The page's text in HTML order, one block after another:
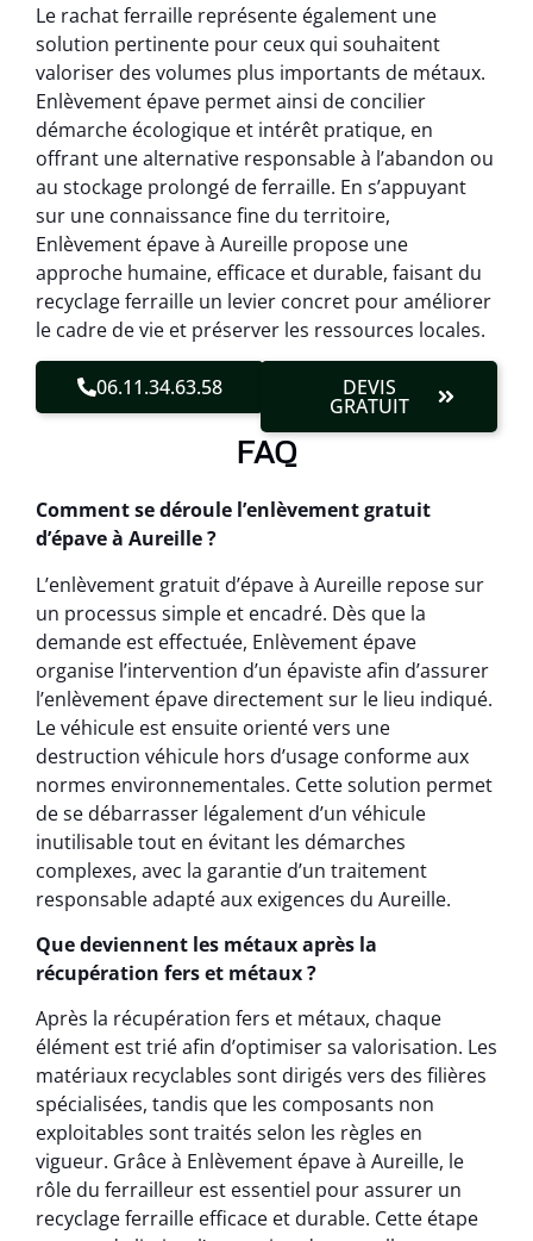
Le rachat ferraille représente également une
solution pertinente pour ceux qui souhaitent
valoriser des volumes plus importants de métaux.
Enlèvement épave permet ainsi de concilier
démarche écologique et intérêt pratique, en
offrant une alternative responsable à l’abandon ou
au stockage prolongé de ferraille. En s’appuyant
sur une connaissance fine du territoire,
Enlèvement épave à Aureille propose une
approche humaine, efficace et durable, faisant du
recyclage ferraille un levier concret pour améliorer
le cadre de vie et préserver les ressources locales.
06.11.34.63.58 DEVIS
GRATUIT
FAQ
Comment se déroule l’enlèvement gratuit
d’épave à Aureille ?
L’enlèvement gratuit d’épave à Aureille repose sur
un processus simple et encadré. Dès que la
demande est effectuée, Enlèvement épave
organise l’intervention d’un épaviste afin d’assurer
l’enlèvement épave directement sur le lieu indiqué.
Le véhicule est ensuite orienté vers une
destruction véhicule hors d’usage conforme aux
normes environnementales. Cette solution permet
de se débarrasser légalement d’un véhicule
inutilisable tout en évitant les démarches
complexes, avec la garantie d’un traitement
responsable adapté aux exigences du Aureille.
Que deviennent les métaux après la
récupération fers et métaux ?
Après la récupération fers et métaux, chaque
élément est trié afin d’optimiser sa valorisation. Les
matériaux recyclables sont dirigés vers des filières
spécialisées, tandis que les composants non
exploitables sont traités selon les règles en
vigueur. Grâce à Enlèvement épave à Aureille, le
rôle du ferrailleur est essentiel pour assurer un
recyclage ferraille efficace et durable. Cette étape